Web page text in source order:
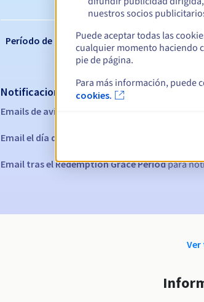
Período de redención
Notificaciones automáticas:
Emails de aviso:
Email el día del vencimiento para notificar la
Email tras el Redemption Grace Periodpara
Ver
nuestros socios
Puede aceptar todas las
cualquier momento haciendo
pie de página.
Para más información, puede
cookies.